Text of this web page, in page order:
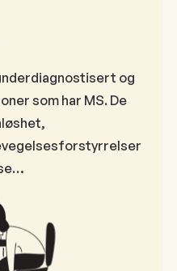
og
som har MS. De